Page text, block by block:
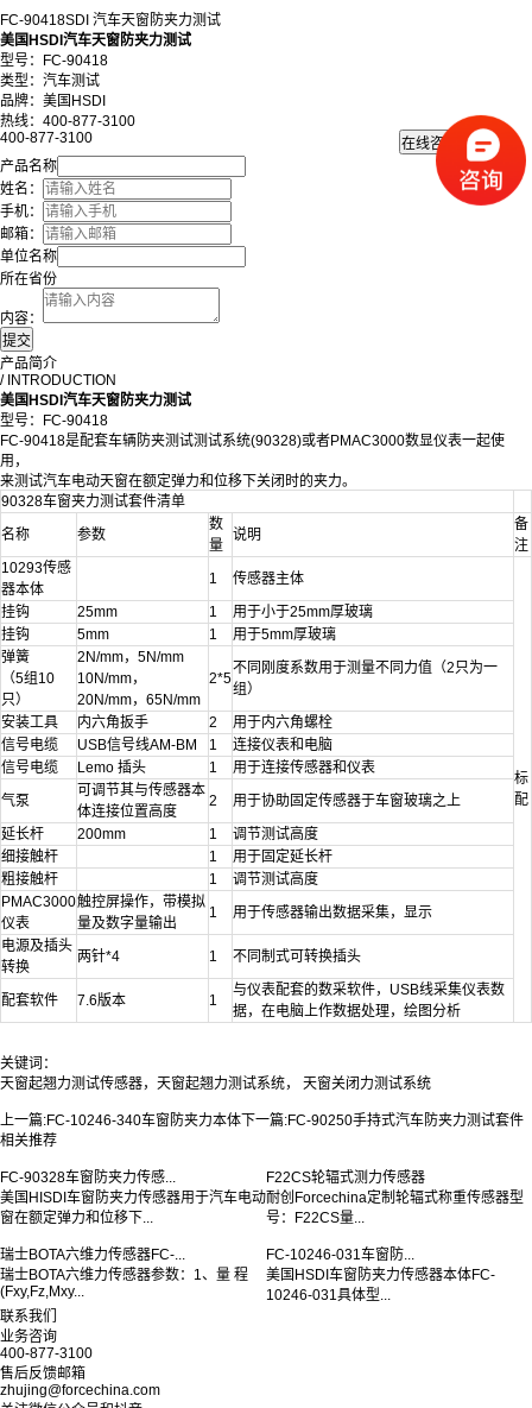
FC-90418SDI 汽车天窗防夹力测试
美国HSDI汽车天窗防夹力测试
型号：
FC-90418
类型：汽车测试
品牌：美国HSDI
热线：400-877-3100
400-877-3100
产品名称
姓名：
手机：
邮箱：
单位名称
所在省份
内容：
产品简介
/ INTRODUCTION
美国HSDI汽车天窗防夹力测试
型号：FC-90418
FC-90418是配套车辆防夹测试测试系统(90328)或者PMAC3000数显仪表一起使
用，
来测试汽车电动天窗在额定弹力和位移下关闭时的夹力。
90328车窗夹力测试套件清单
名称
参数
数
量
说明
备
注
10293传感
器本体
1 传感器主体
标
配
挂钩 25mm 1
用于小于25mm厚玻璃
挂钩
5mm 1
用于5mm厚玻璃
弹簧
（5组10
只）
2N/mm，5N/mm
10N/mm，
20N/mm，65N/mm
2*5
不同刚度系数用于测量不同力值（2只为一
组）
安装工具
内六角扳手 2
用于内六角螺栓
信号电缆
USB信号线AM-BM 1
连接仪表和电脑
信号电缆
Lemo 插头 1
用于连接传感器和仪表
气泵
可调节其与传感器本
体连接位置高度
2
用于协助固定传感器于车窗玻璃之上
延长杆
200mm 1
调节测试高度
细接触杆
1
用于固定延长杆
粗接触杆
1
调节测试高度
PMAC3000
仪表
触控屏操作，带模拟
量及数字量输出
1
用于传感器输出数据采集，显示
电源及插头
转换
两针*4 1 不同制式可转换插头
配套软件 7.6版本 1
与仪表配套的数采软件，USB线采集仪表数
据，在电脑上作数据处理，绘图分析
关键词：
天窗起翘力测试传感器，天窗起翘力测试系统， 天窗关闭力测试系统
上一篇:FC-10246-340车窗防夹力本体 下一篇:FC-90250手持式汽车防夹力测试套件
相关推荐
FC-90328车窗防夹力传感...
美国HISDI车窗防夹力传感器用于汽车电动
窗在额定弹力和位移下...
F22CS轮辐式测力传感器
耐创Forcechina定制轮辐式称重传感器型
号：F22CS量...
瑞士BOTA六维力传感器FC-...
瑞士BOTA六维力传感器参数：1、量 程
(Fxy,Fz,Mxy...
FC-10246-031车窗防...
美国HSDI车窗防夹力传感器本体FC-
10246-031具体型...
联系我们
业务咨询
400-877-3100
售后反馈邮箱
zhujing@forcechina.com